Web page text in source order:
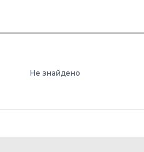
Не знайдено